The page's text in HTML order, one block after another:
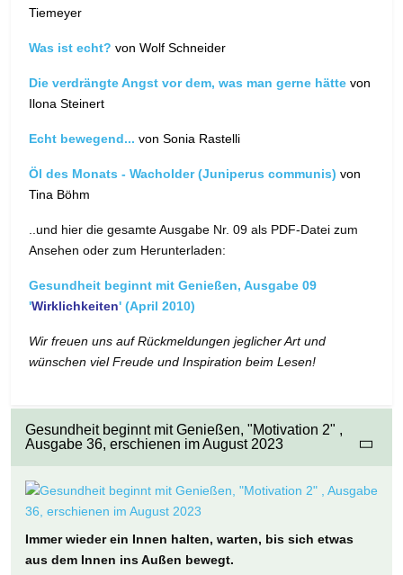
Tiemeyer
Was ist echt? von Wolf Schneider
Die verdrängte Angst vor dem, was man gerne hätte von
Ilona Steinert
Echt bewegend... von Sonia Rastelli
Öl des Monats - Wacholder (Juniperus communis) von
Tina Böhm
..und hier die gesamte Ausgabe Nr. 09 als PDF-Datei zum
Ansehen oder zum Herunterladen:
Gesundheit beginnt mit Genießen, Ausgabe 09
'Wirklichkeiten' (April 2010)
Wir freuen uns auf Rückmeldungen jeglicher Art und
wünschen viel Freude und Inspiration beim Lesen!
Gesundheit beginnt mit Genießen, "Motivation 2" ,
Ausgabe 36, erschienen im August 2023
Immer wieder ein Innen halten, warten, bis sich etwas
aus dem Innen ins Außen bewegt.